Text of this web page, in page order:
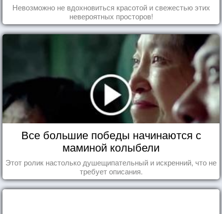
Невозможно не вдохновиться красотой и свежестью этих
невероятных просторов!
Все большие победы начинаются с
маминой колыбели
Этот ролик настолько душещипательный и искренний, что не
требует описания.